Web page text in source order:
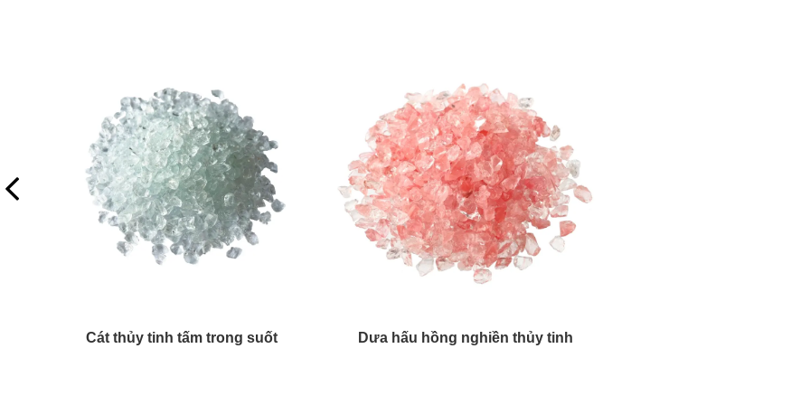
Kính nghiền màu xanh coban Đá thủy tinh màu ngọc lam